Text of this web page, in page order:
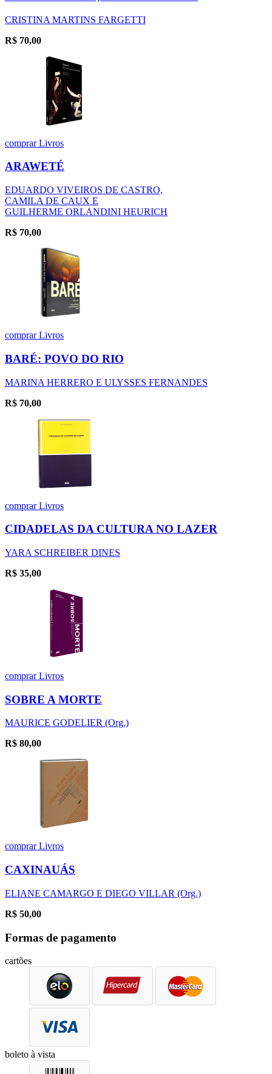
CRISTINA MARTINS FARGETTI
R$ 70,00
comprarLivros
ARAWETÉ
EDUARDO VIVEIROS DE CASTRO,
CAMILA DE CAUX E
GUILHERME ORLANDINI HEURICH
R$ 70,00
comprarLivros
BARÉ: POVO DO RIO
MARINA HERRERO E ULYSSES FERNANDES
R$ 70,00
comprarLivros
CIDADELAS DA CULTURA NO LAZER
YARA SCHREIBER DINES
R$ 35,00
comprarLivros
SOBRE A MORTE
MAURICE GODELIER (Org.)
R$ 80,00
comprarLivros
CAXINAUÁS
ELIANE CAMARGO E DIEGO VILLAR (Org.)
R$ 50,00
Formas de pagamento
cartões
boleto à vista